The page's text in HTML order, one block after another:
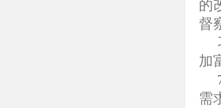
的
督
加
需